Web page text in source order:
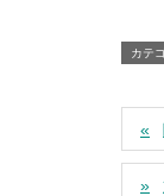
カテ